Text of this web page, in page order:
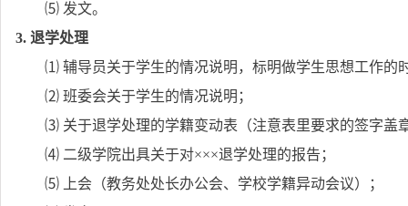
⑸ 发文。
3. 退学处理
⑴ 辅导员关于学生的情况说明，标明做学生思想工作的
⑵ 班委会关于学生的情况说明；
⑶ 关于退学处理的学籍变动表（注意表里要求的签字盖
⑷ 二级学院出具关于对×××退学处理的报告；
⑸ 上会（教务处处长办公会、学校学籍异动会议）；